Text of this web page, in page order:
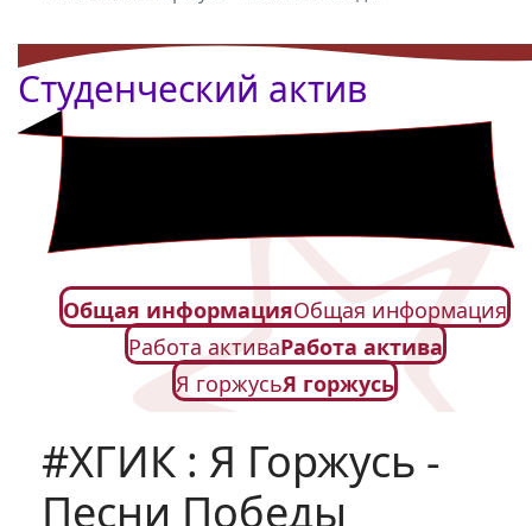
Студенческий актив
Общая информацияОбщая информация
Работа активаРабота актива
Я горжусьЯ горжусь
#ХГИК : Я Горжусь -
Песни Победы